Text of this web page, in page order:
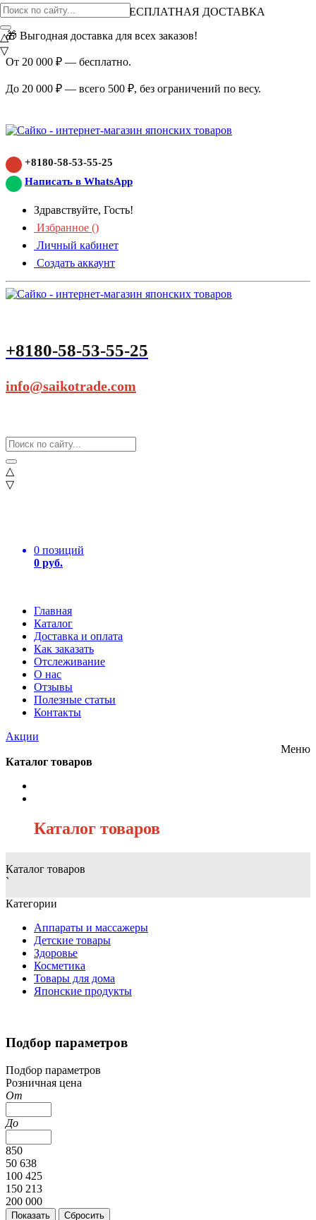
ВНИМАНИЕ АКЦИЯ!
БЕСПЛАТНАЯ ДОСТАВКА
🎁 Выгодная доставка для всех заказов!
От 20 000 ₽ — бесплатно.
До 20 000 ₽ — всего 500 ₽, без ограничений по весу.
+8180-58-53-55-25
Написать в WhatsApp
Здравствуйте, Гость!
Избранное ()
Личный кабинет
Создать аккаунт
+8180-58-53-55-25
info@saikotrade.com
△
▽
0 позиций
0 руб.
Главная
Каталог
Доставка и оплата
Как заказать
Отслеживание
О нас
Отзывы
Полезные статьи
Контакты
Акции
△
▽
Меню
Каталог товаров
Каталог товаров
Каталог товаров
`
Категории
Аппараты и массажеры
Детские товары
Здоровье
Косметика
Товары для дома
Японские продукты
Подбор параметров
Подбор параметров
Розничная цена
От
До
850
50 638
100 425
150 213
200 000